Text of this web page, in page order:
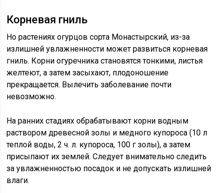
Корневая гниль
Но растениях огурцов сорта Монастырский, из-за
излишней увлажненности может развиться корневая
гниль. Корни огуречника становятся тонкими, листья
желтеют, а затем засыхают, плодоношение
прекращается. Вылечить заболевание почти
невозможно.
На ранних стадиях обрабатывают корни водным
раствором древесной золы и медного купороса (10 л
теплой воды, 2 ч. л. купороса, 100 г золы), а затем
присыпают их землей. Следует внимательно следить
за увлажненностью посадок и не допускать излишней
влаги.